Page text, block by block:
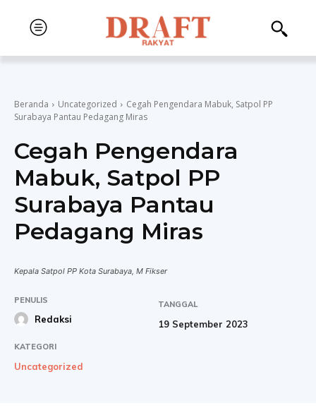
Beranda Uncategorized
Cegah Pengendara Mabuk, Satpol PP
Surabaya Pantau Pedagang Miras
Cegah Pengendara
Mabuk, Satpol PP
Surabaya Pantau
Pedagang Miras
Kepala Satpol PP Kota Surabaya, M Fikser
PENULIS
Redaksi
TANGGAL
19 September 2023
KATEGORI
Uncategorized